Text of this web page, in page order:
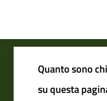
Quanto sono
su questa